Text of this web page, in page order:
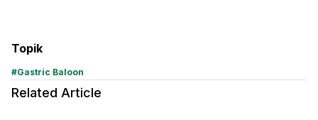
Topik
#Gastric Baloon
Related Article